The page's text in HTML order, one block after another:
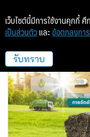
BWG
เว็บไซต์นี้มีการใช้งานคุกกี้ ศึ
เป็นส่วนตัว และ ข้อตกลงกา
รับทราบ